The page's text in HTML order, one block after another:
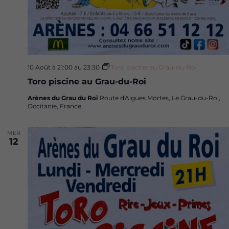
Toro piscine au Grau-du-Roi
10 Août à 21:00 au 23:30 Toro piscine au Grau-du-Roi
Arènes du Grau du Roi Route d'Aigues Mortes, Le Grau-du-Roi,
Occitanie, France
MER
12